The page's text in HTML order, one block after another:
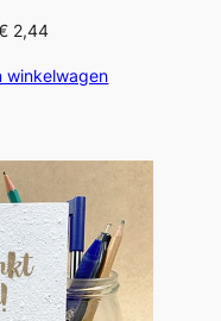
2,44
winkelwagen